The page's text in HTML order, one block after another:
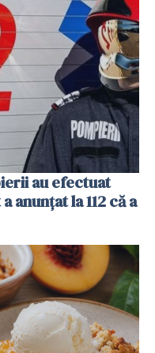
au efectuat
anunțat la 112 că a